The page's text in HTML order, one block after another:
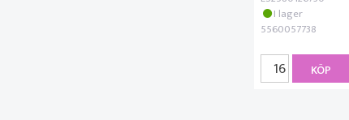
I lager
5560057738
KÖP